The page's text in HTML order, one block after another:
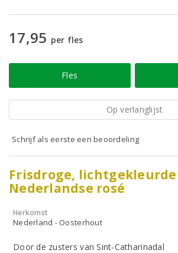
17,95 per fles
Fles
Op verlanglijst
Schrijf als eerste een beoordeling
Frisdroge, lichtgekleurde
Nederlandse rosé
Herkomst
Nederland - Oosterhout
Door de zusters van Sint-Catharinadal